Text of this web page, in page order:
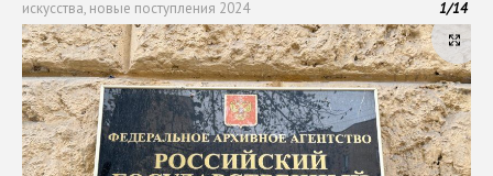
искусства, новые поступления 2024
1/14